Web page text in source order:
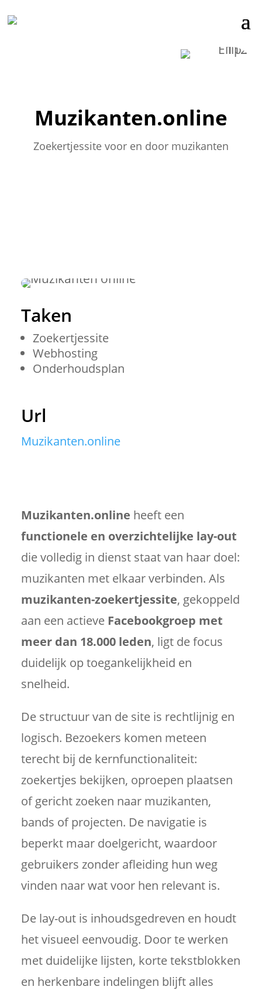
Muzikanten.online
Zoekertjessite voor en door muzikanten
Taken
Zoekertjessite
Webhosting
Onderhoudsplan
Url
Muzikanten.online
Muzikanten.online heeft een
functionele en overzichtelijke lay-out
die volledig in dienst staat van haar doel:
muzikanten met elkaar verbinden. Als
muzikanten-zoekertjessite, gekoppeld
aan een actieve Facebookgroep met
meer dan 18.000 leden, ligt de focus
duidelijk op toegankelijkheid en
snelheid.
De structuur van de site is rechtlijnig en
logisch. Bezoekers komen meteen
terecht bij de kernfunctionaliteit:
zoekertjes bekijken, oproepen plaatsen
of gericht zoeken naar muzikanten,
bands of projecten. De navigatie is
beperkt maar doelgericht, waardoor
gebruikers zonder afleiding hun weg
vinden naar wat voor hen relevant is.
De lay-out is inhoudsgedreven en houdt
het visueel eenvoudig. Door te werken
met duidelijke lijsten, korte tekstblokken
en herkenbare indelingen blijft alles